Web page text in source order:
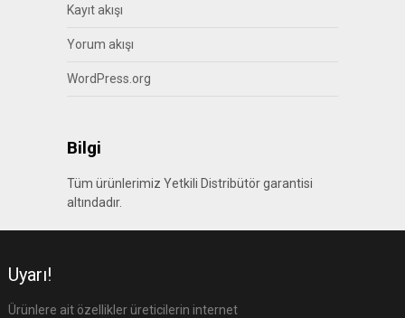
Kayıt akışı
Yorum akışı
WordPress.org
Bilgi
Tüm ürünlerimiz Yetkili Distribütör garantisi
altındadır.
Uyarı!
Ürünlere ait özellikler üreticilerin internet